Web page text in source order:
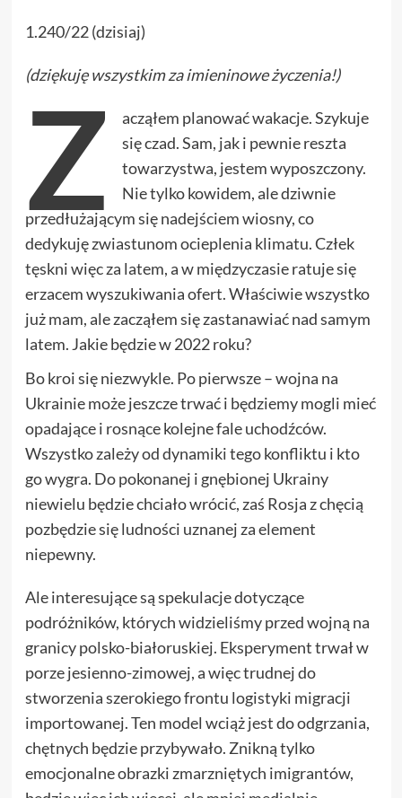
1.240/22 (dzisiaj)
(dziękuję wszystkim za imieninowe życzenia!)
Z
acząłem planować wakacje. Szykuje
się czad. Sam, jak i pewnie reszta
towarzystwa, jestem wyposzczony.
Nie tylko kowidem, ale dziwnie
przedłużającym się nadejściem wiosny, co
dedykuję zwiastunom ocieplenia klimatu. Człek
tęskni więc za latem, a w międzyczasie ratuje się
erzacem wyszukiwania ofert. Właściwie wszystko
już mam, ale zacząłem się zastanawiać nad samym
latem. Jakie będzie w 2022 roku?
Bo kroi się niezwykle. Po pierwsze – wojna na
Ukrainie może jeszcze trwać i będziemy mogli mieć
opadające i rosnące kolejne fale uchodźców.
Wszystko zależy od dynamiki tego konfliktu i kto
go wygra. Do pokonanej i gnębionej Ukrainy
niewielu będzie chciało wrócić, zaś Rosja z chęcią
pozbędzie się ludności uznanej za element
niepewny.
Ale interesujące są spekulacje dotyczące
podróżników, których widzieliśmy przed wojną na
granicy polsko-białoruskiej. Eksperyment trwał w
porze jesienno-zimowej, a więc trudnej do
stworzenia szerokiego frontu logistyki migracji
importowanej. Ten model wciąż jest do odgrzania,
chętnych będzie przybywało. Znikną tylko
emocjonalne obrazki zmarzniętych imigrantów,